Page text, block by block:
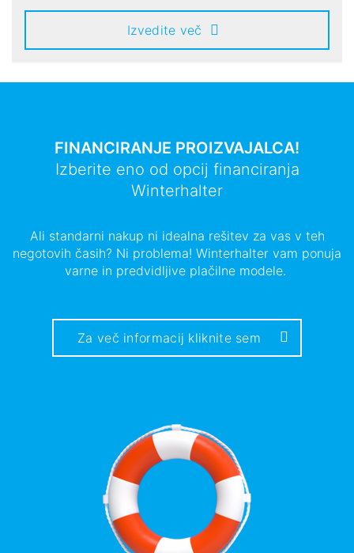
Izvedite več
FINANCIRANJE PROIZVAJALCA!
Izberite eno od opcij financiranja
Winterhalter
Ali standarni nakup ni idealna rešitev za vas v teh
negotovih časih? Ni problema! Winterhalter vam ponuja
varne in predvidljive plačilne modele.
Za več informacij kliknite sem